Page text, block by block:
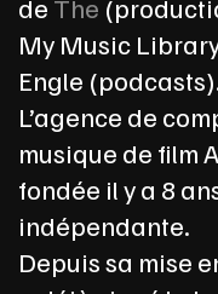
de The
My Music
Engle
L’agence de
musique de film
fondée il y a 8
indépendante.
Depuis sa mise